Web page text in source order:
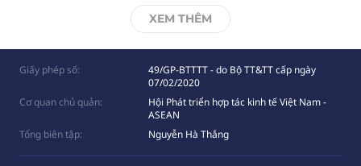
XEM THÊM
Giấy phép số:
49/GP-BTTTT - do Bộ TT&TT cấp ngày
07/02/2020
Cơ quan chủ quản:
Hội Phát triển hợp tác kinh tế Việt Nam -
ASEAN
Tổng biên tập:
Nguyễn Hà Thắng